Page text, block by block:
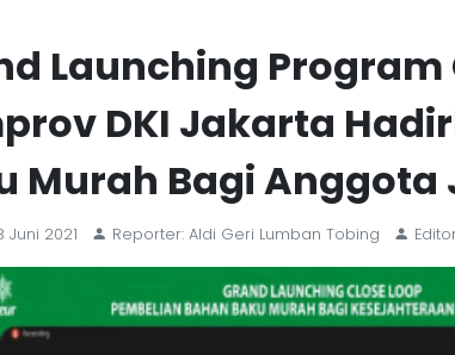
Launching Program
DKI Jakarta
Murah Bagi
Juni 2021 Reporter: Aldi Geri Lumban Tobing